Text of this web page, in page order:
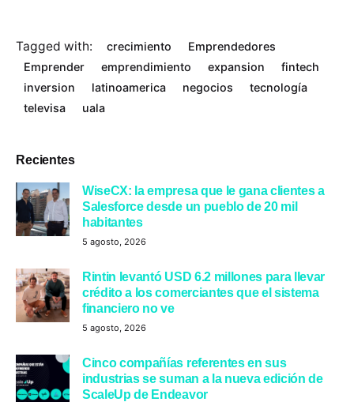
Recientes
WiseCX: la empresa que le gana clientes a
Salesforce desde un pueblo de 20 mil
habitantes
5 agosto, 2026
Rintin levantó USD 6.2 millones para llevar
crédito a los comerciantes que el sistema
financiero no ve
5 agosto, 2026
Cinco compañías referentes en sus
industrias se suman a la nueva edición de
ScaleUp de Endeavor
Tagged with: crecimiento
Emprendedores
Emprender
emprendimiento expansion
fintech
inversion
latinoamerica negocios
tecnología
televisa
uala